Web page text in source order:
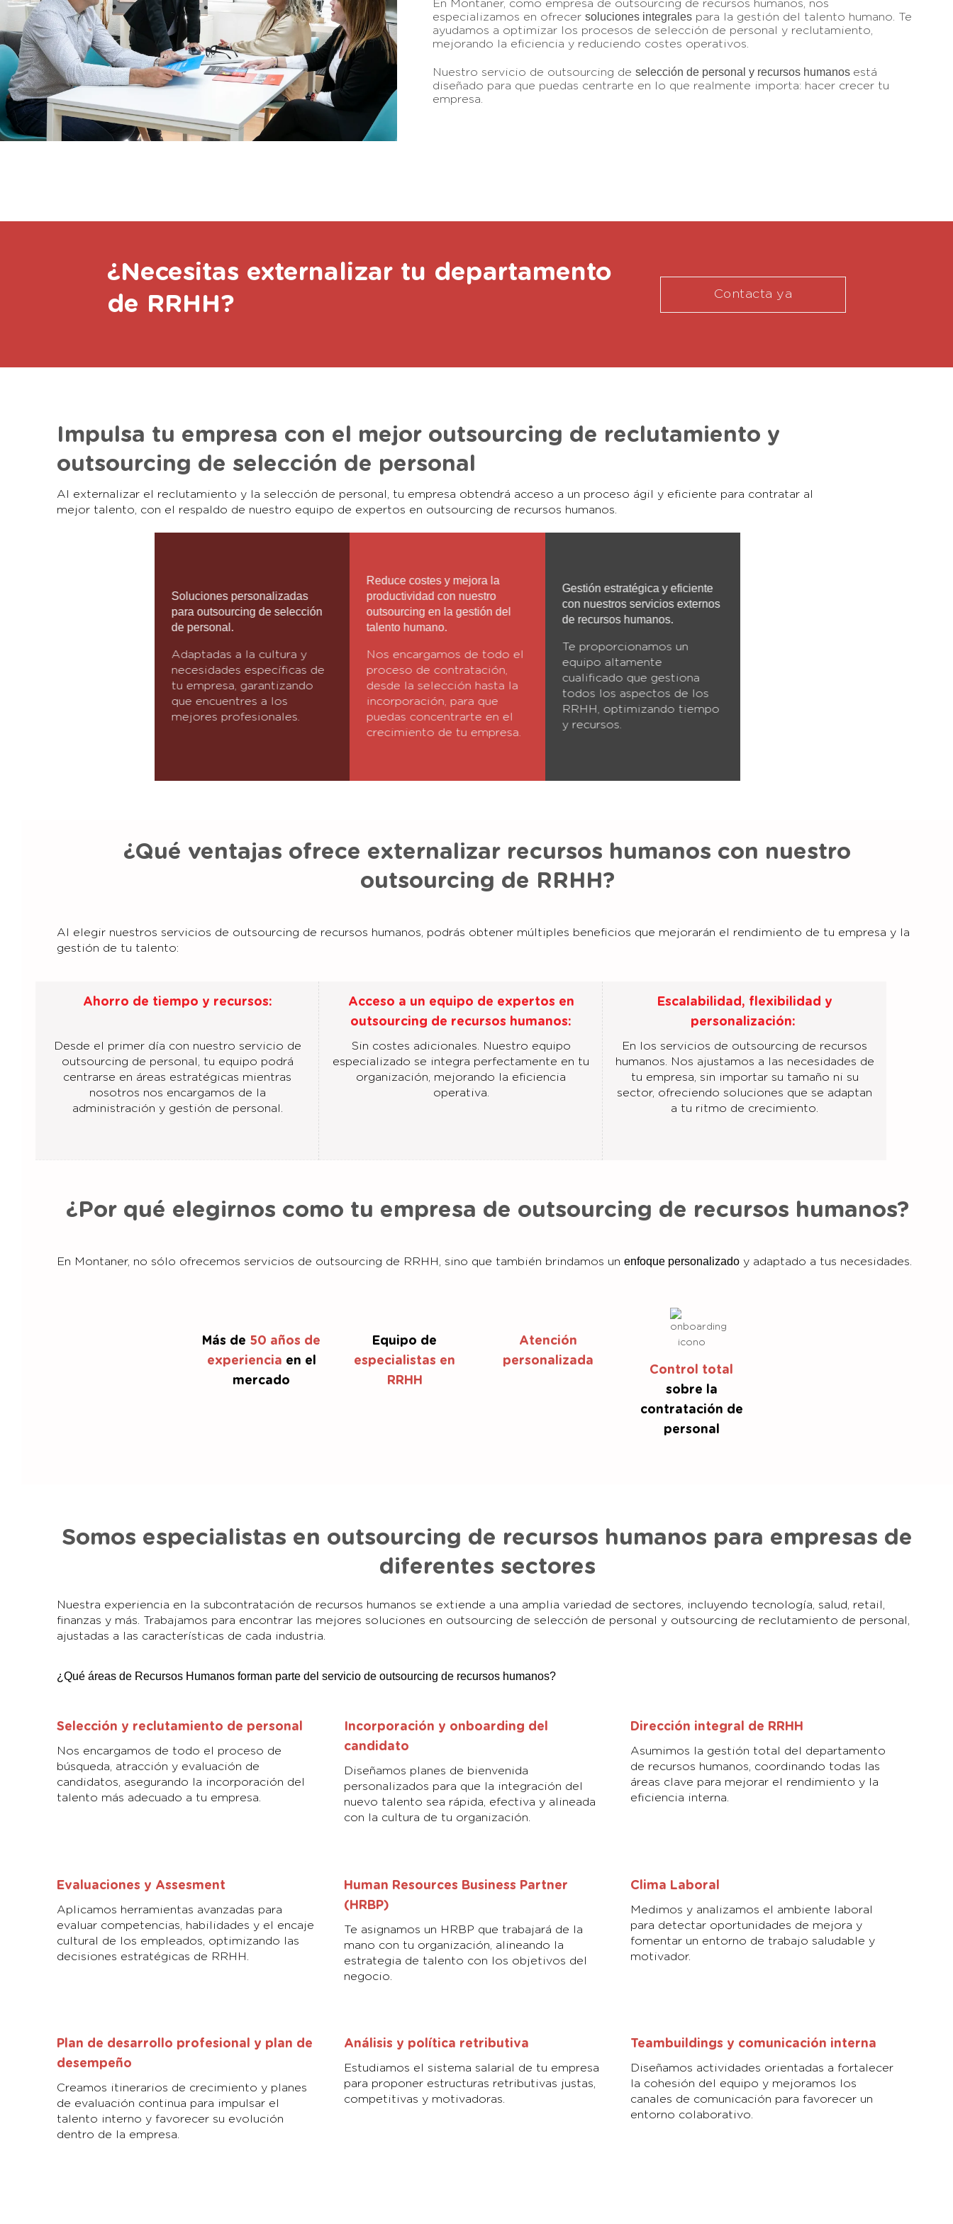
En Montaner, como empresa de outsourcing de recursos humanos, nos
especializamos en ofrecer soluciones integrales para la gestión del talento humano. Te
ayudamos a optimizar los procesos de selección de personal y reclutamiento,
mejorando la eficiencia y reduciendo costes operativos.
Nuestro servicio de outsourcing de selección de personal y recursos humanos está
diseñado para que puedas centrarte en lo que realmente importa: hacer crecer tu
empresa.
¿Necesitas externalizar tu departamento
de RRHH?
Contacta ya
Impulsa tu empresa con el mejor outsourcing de reclutamiento y
outsourcing de selección de personal
Al externalizar el reclutamiento y la selección de personal, tu empresa obtendrá acceso a un proceso ágil y eficiente para contratar al
mejor talento, con el respaldo de nuestro equipo de expertos en outsourcing de recursos humanos.
Soluciones personalizadas
para outsourcing de selección
de personal.
Adaptadas a la cultura y
necesidades específicas de
tu empresa, garantizando
que encuentres a los
mejores profesionales.
Reduce costes y mejora la
productividad con nuestro
outsourcing en la gestión del
talento humano.
Nos encargamos de todo el
proceso de contratación,
desde la selección hasta la
incorporación, para que
puedas concentrarte en el
crecimiento de tu empresa.
Gestión estratégica y eficiente
con nuestros servicios externos
de recursos humanos.
Te proporcionamos un
equipo altamente
cualificado que gestiona
todos los aspectos de los
RRHH, optimizando tiempo
y recursos.
¿Qué ventajas ofrece externalizar recursos humanos con nuestro
outsourcing de RRHH?
Al elegir nuestros servicios de outsourcing de recursos humanos, podrás obtener múltiples beneficios que mejorarán el rendimiento de tu empresa y la
gestión de tu talento:
Ahorro de tiempo y recursos:
Desde el primer día con nuestro servicio de
outsourcing de personal, tu equipo podrá
centrarse en áreas estratégicas mientras
nosotros nos encargamos de la
administración y gestión de personal.
Acceso a un equipo de expertos en
outsourcing de recursos humanos:
Sin costes adicionales. Nuestro equipo
especializado se integra perfectamente en tu
organización, mejorando la eficiencia
operativa.
Escalabilidad, flexibilidad y
personalización:
En los servicios de outsourcing de recursos
humanos. Nos ajustamos a las necesidades de
tu empresa, sin importar su tamaño ni su
sector, ofreciendo soluciones que se adaptan
a tu ritmo de crecimiento.
¿Por qué elegirnos como tu empresa de outsourcing de recursos humanos?
En Montaner, no sólo ofrecemos servicios de outsourcing de RRHH, sino que también brindamos un enfoque personalizado y adaptado a tus necesidades.
Más de 50 años de
experiencia en el
mercado
Equipo de
especialistas en
RRHH
Atención
personalizada
Control total
sobre la
contratación de
personal
Somos especialistas en outsourcing de recursos humanos para empresas de
diferentes sectores
Nuestra experiencia en la subcontratación de recursos humanos se extiende a una amplia variedad de sectores, incluyendo tecnología, salud, retail,
finanzas y más. Trabajamos para encontrar las mejores soluciones en outsourcing de selección de personal y outsourcing de reclutamiento de personal,
ajustadas a las características de cada industria.
¿Qué áreas de Recursos Humanos forman parte del servicio de outsourcing de recursos humanos?
Selección y reclutamiento de personal
Nos encargamos de todo el proceso de
búsqueda, atracción y evaluación de
candidatos, asegurando la incorporación del
talento más adecuado a tu empresa.
Incorporación y onboarding del
candidato
Diseñamos planes de bienvenida
personalizados para que la integración del
nuevo talento sea rápida, efectiva y alineada
con la cultura de tu organización.
Dirección integral de RRHH
Asumimos la gestión total del departamento
de recursos humanos, coordinando todas las
áreas clave para mejorar el rendimiento y la
eficiencia interna.
Evaluaciones y Assesment
Aplicamos herramientas avanzadas para
evaluar competencias, habilidades y el encaje
cultural de los empleados, optimizando las
decisiones estratégicas de RRHH.
Human Resources Business Partner
(HRBP)
Te asignamos un HRBP que trabajará de la
mano con tu organización, alineando la
estrategia de talento con los objetivos del
negocio.
Clima Laboral
Medimos y analizamos el ambiente laboral
para detectar oportunidades de mejora y
fomentar un entorno de trabajo saludable y
motivador.
Plan de desarrollo profesional y plan de
desempeño
Creamos itinerarios de crecimiento y planes
de evaluación continua para impulsar el
talento interno y favorecer su evolución
dentro de la empresa.
Análisis y política retributiva
Estudiamos el sistema salarial de tu empresa
para proponer estructuras retributivas justas,
competitivas y motivadoras.
Teambuildings y comunicación interna
Diseñamos actividades orientadas a fortalecer
la cohesión del equipo y mejoramos los
canales de comunicación para favorecer un
entorno colaborativo.